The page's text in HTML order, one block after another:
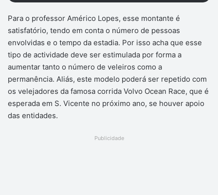
Para o professor Américo Lopes, esse montante é
satisfatório, tendo em conta o número de pessoas
envolvidas e o tempo da estadia. Por isso acha que esse
tipo de actividade deve ser estimulada por forma a
aumentar tanto o número de veleiros como a
permanência. Aliás, este modelo poderá ser repetido com
os velejadores da famosa corrida Volvo Ocean Race, que é
esperada em S. Vicente no próximo ano, se houver apoio
das entidades.
Publicidade